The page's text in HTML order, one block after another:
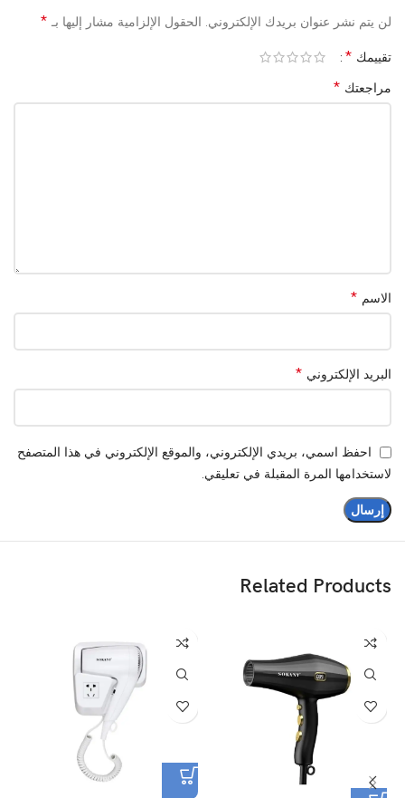
درجات
الحرارة
2 إعداد حرارة
لن يتم نشر عنوان بريدك الإلكتروني. الحقول الإلزامية مشار إليها بـ *
تقييمك *
مراجعتك *
الاسم *
البريد الإلكتروني *
احفظ اسمي، بريدي الإلكتروني، والموقع الإلكتروني في هذا المتصفح
لاستخدامها المرة المقبلة في تعليقي.
Related Products